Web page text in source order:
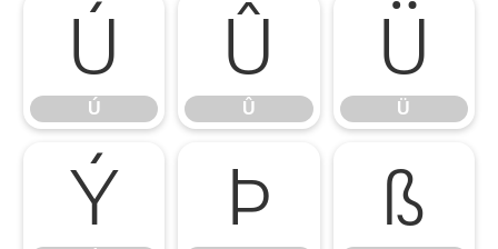
Ú
Ú
Û
Û
Ü
Ü
Ý Þ ß